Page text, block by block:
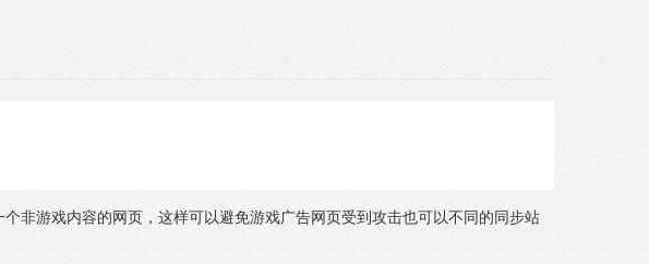
非游戏内容的网页，这样可以避免游戏广告网页受到攻击也可以不同的同步站